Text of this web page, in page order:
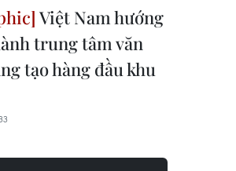
Việt Nam hướng
trung tâm văn
tạo hàng đầu khu